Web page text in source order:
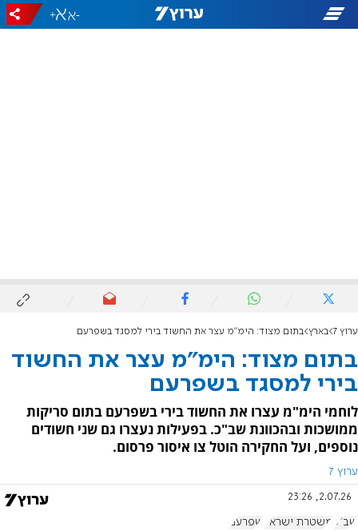
-
+
ערוץ 7 בארץ בתום מצוד: הימ"מ עצר את החשוד בירי למסגד בשפרעם
בתום מצוד: הימ"מ עצר את החשוד
בירי למסגד בשפרעם
לוחמי הימ"מ עצרו את החשוד בירי בשפרעם בתום סריקות
ממושכות ובהכוונת שב"כ. בפעילות נעצרו גם שני חשודים
נוספים, ועל החקירה הוטל צו איסור פרסום.
ערוץ 7
2.07.26, 23:26
שב"כ משטרת ישראל שפרעם